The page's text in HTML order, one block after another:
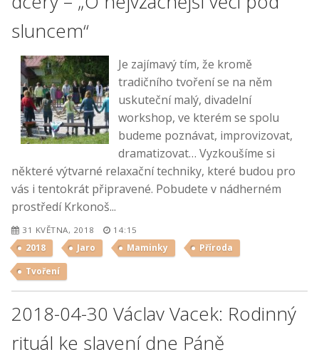
sluncem“
Je zajímavý tím, že kromě
tradičního tvoření se na něm
uskuteční malý, divadelní
workshop, ve kterém se spolu
budeme poznávat, improvizovat,
dramatizovat… Vyzkoušíme si
některé výtvarné relaxační techniky, které budou pro
vás i tentokrát připravené. Pobudete v nádherném
prostředí Krkonoš...
31 KVĚTNA, 2018 14:15
2018 Jaro Maminky
Příroda
Tvoření
2018-04-30 Václav Vacek: Rodinný
rituál ke slavení dne Páně